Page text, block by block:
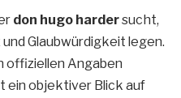
don hugo hardersucht,
Glaubwürdigkeit legen.
offiziellen Angaben
ein objektiver Blick auf